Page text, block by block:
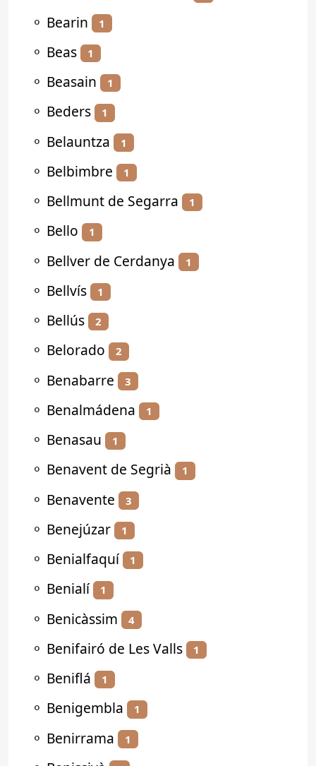
⚬ Bearin 1
⚬ Beas 1
⚬ Beasain 1
⚬ Beders 1
⚬ Belauntza 1
⚬ Belbimbre 1
⚬ Bellmunt de Segarra 1
⚬ Bello 1
⚬ Bellver de Cerdanya 1
⚬ Bellvís 1
⚬ Bellús 2
⚬ Belorado 2
⚬ Benabarre 3
⚬ Benalmádena 1
⚬ Benasau 1
⚬ Benavent de Segrià 1
⚬ Benavente 3
⚬ Benejúzar 1
⚬ Benialfaquí 1
⚬ Benialí 1
⚬ Benicàssim 4
⚬ Benifairó de Les Valls 1
⚬ Beniflá 1
⚬ Benigembla 1
⚬ Benirrama 1